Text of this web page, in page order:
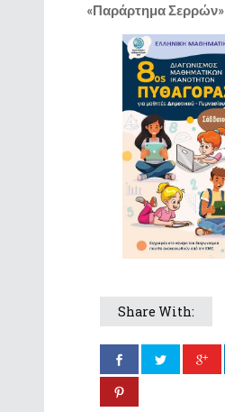
«Παράρτημα Σερρών»
Share With: